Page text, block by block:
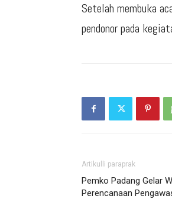
Setelah membuka
pendonor pada
Artikulli paraprak
Pemko Padang Gelar
Perencanaan